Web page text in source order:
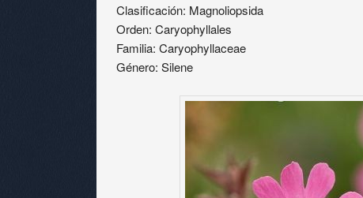
Clasificación: Magnoliopsida
Orden: Caryophyllales
Familia: Caryophyllaceae
Género: Silene